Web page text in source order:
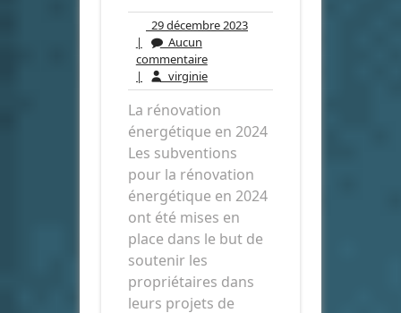
29 décembre 202329
|
Aucun
commentaireAucun
commentaire
| virginievirginie
La rénovation
énergétique en 2024
Les subventions
pour la rénovation
énergétique en 2024
ont été mises en
place dans le but de
soutenir les
propriétaires dans
leurs projets de